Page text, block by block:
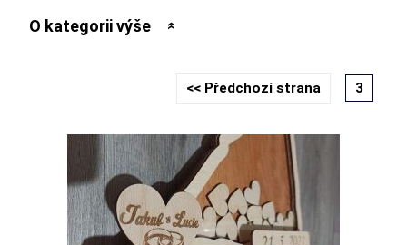
O kategorii výše
<< Předchozí strana 3